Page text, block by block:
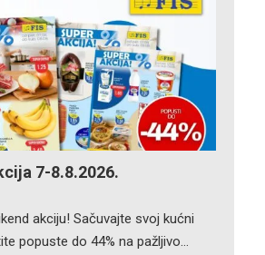
7-8.8.2026.
akciju! Sačuvajte svoj kućni
popuste do 44% na pažljivo…